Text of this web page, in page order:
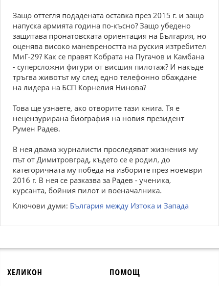
Защо оттегля подадената оставка през 2015 г. и защо
напуска армията година по-късно? Защо убедено
защитава пронатовската ориентация на България, но
оценява високо маневреността на руския изтребител
МиГ-29? Как се правят Кобрата на Пугачов и Камбана
- суперсложни фигури от висшия пилотаж? И накъде
тръгва животът му след едно телефонно обаждане
на лидера на БСП Корнелия Нинова?
Това ще узнаете, ако отворите тази книга. Тя е
нецензурирана биография на новия президент
Румен Радев.
В нея двама журналисти проследяват жизнения му
път от Димитровград, където се е родил, до
категоричната му победа на изборите през ноември
2016 г. В нея се разказва за Радев - ученика,
курсанта, бойния пилот и военачалника.
Ключови думи: България между Изтока и Запада
ХЕЛИКОН ПОМОЩ